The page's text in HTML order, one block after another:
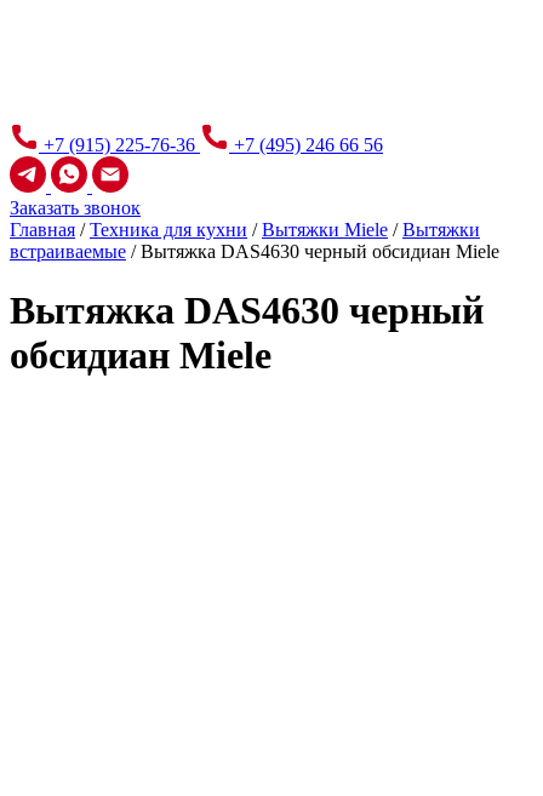
+7 (915) 225-76-36 +7 (495) 246 66 56
Заказать звонок
Главная /Техника для кухни /Вытяжки Miele /Вытяжки
встраиваемые /Вытяжка DAS4630 черный обсидиан Miele
Вытяжка DAS4630 черный
обсидиан Miele